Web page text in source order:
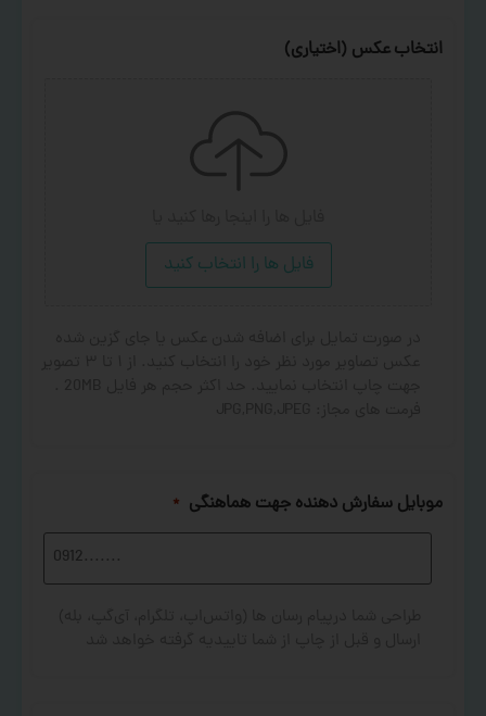
انتخاب عکس (اختیاری)
فایل ها را انتخاب کنید
موبایل سفارش دهنده جهت هماهنگی *